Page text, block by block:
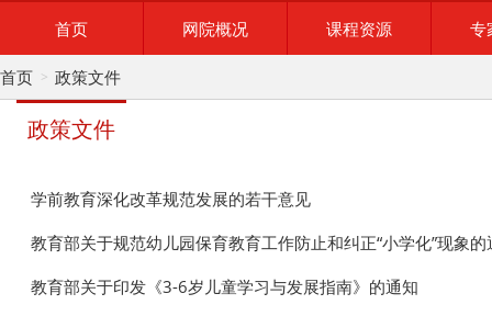
首页 网院概况 课程资源 专
首页 > 政策文件
政策文件
学前教育深化改革规范发展的若干意见
教育部关于规范幼儿园保育教育工作防止和纠正“小学化”现象的
教育部关于印发《3-6岁儿童学习与发展指南》的通知